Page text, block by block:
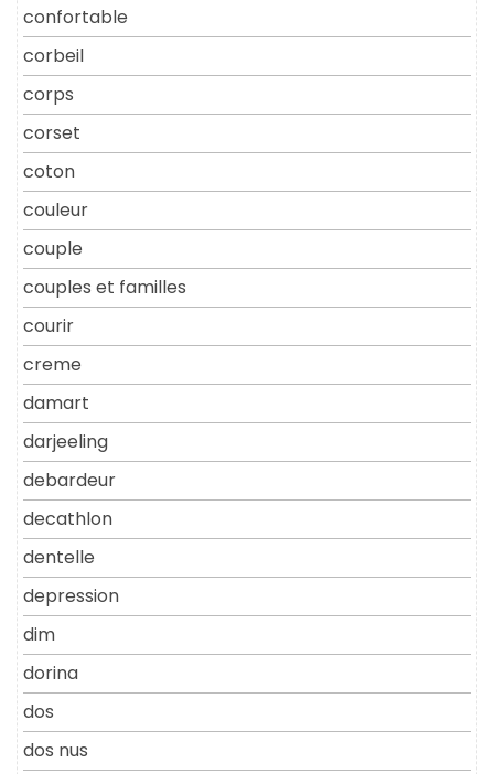
confortable
corbeil
corps
corset
coton
couleur
couple
couples et familles
courir
creme
damart
darjeeling
debardeur
decathlon
dentelle
depression
dim
dorina
dos
dos nus